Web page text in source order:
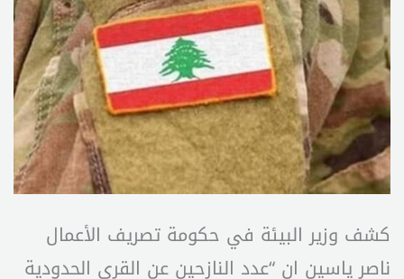
كشف وزير البيئة في حكومة تصريف الأعمال
ناصر ياسين ان “عدد النازحين عن القرى الحدودية